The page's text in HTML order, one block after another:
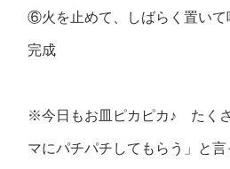
⑥火を止めて、しばらく置いて
完成
※今日もお皿ピカピカ♪ たく
マにパチパチしてもらう」と